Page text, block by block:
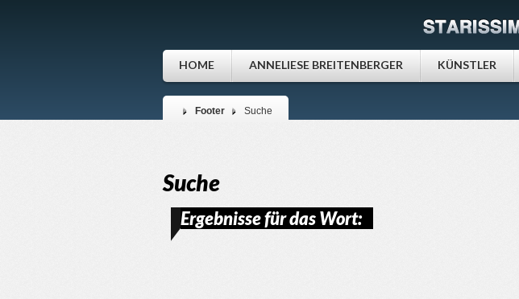
HOME ANNELIESE BREITENBERGER KÜNSTLER
Footer Suche
Suche
Ergebnisse für das Wort: